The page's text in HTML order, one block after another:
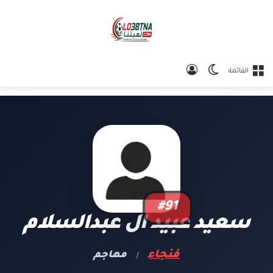
القائمة الوضع المظلم
#91
سعيد عبيد ال عبدالسلام
فنجاء | مهاجم